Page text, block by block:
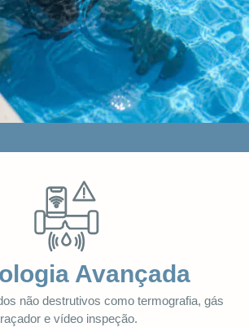
Avançada
não destrutivos como termografia, gás
e vídeo inspeção.